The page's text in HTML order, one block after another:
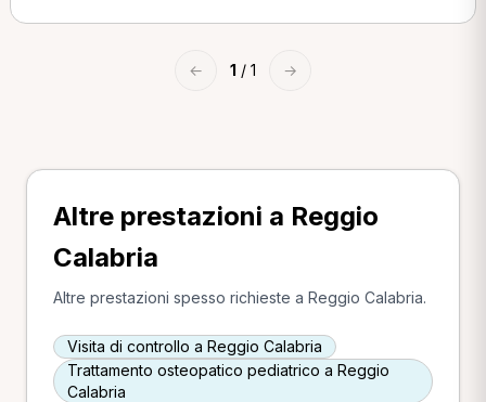
← 1 / 1 →
Altre prestazioni a Reggio
Calabria
Altre prestazioni spesso richieste a Reggio Calabria.
Visita di controllo a Reggio Calabria
Trattamento osteopatico pediatrico a Reggio
Calabria